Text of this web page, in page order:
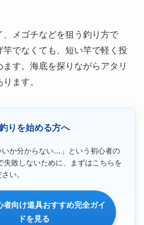
、メゴチなどを狙う釣り方で
竿でなくても、短い竿で軽く投
す。海底を探りながらアタリ
ます。
りを始める方へ
いか分からない…」という初心者の
失敗しないために、まずはこちらを
い。
者向け道具おすすめ完全ガイ
ドを見る